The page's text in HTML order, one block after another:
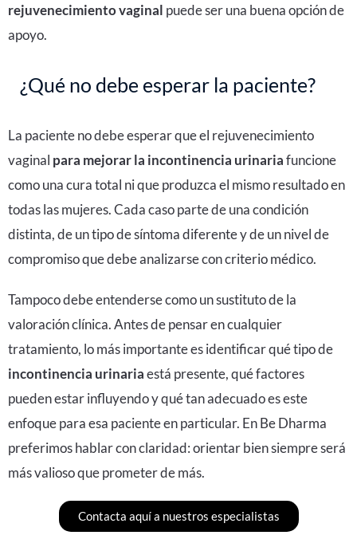
rejuvenecimiento vaginal puede ser una buena opción de
apoyo.
¿Qué no debe esperar la paciente?
La paciente no debe esperar que el rejuvenecimiento
vaginal para mejorar la incontinencia urinariafuncione
como una cura total ni que produzca el mismo resultado en
todas las mujeres. Cada caso parte de una condición
distinta, de un tipo de síntoma diferente y de un nivel de
compromiso que debe analizarse con criterio médico.
Tampoco debe entenderse como un sustituto de la
valoración clínica. Antes de pensar en cualquier
tratamiento, lo más importante es identificar qué tipo de
incontinencia urinariaestá presente, qué factores
pueden estar influyendo y qué tan adecuado es este
enfoque para esa paciente en particular. En Be Dharma
preferimos hablar con claridad: orientar bien siempre será
más valioso que prometer de más.
Contacta aquí a nuestros especialistas